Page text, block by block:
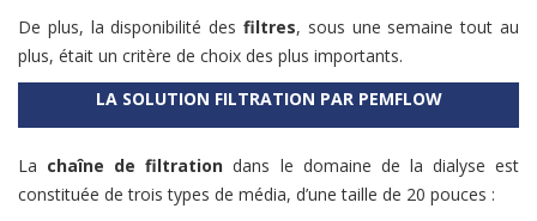
De plus, la disponibilité des filtres, sous une semaine tout au
plus, était un critère de choix des plus importants.
LA SOLUTION FILTRATION PAR PEMFLOW
La chaîne de filtration dans le domaine de la dialyse est
constituée de trois types de média, d’une taille de 20 pouces :